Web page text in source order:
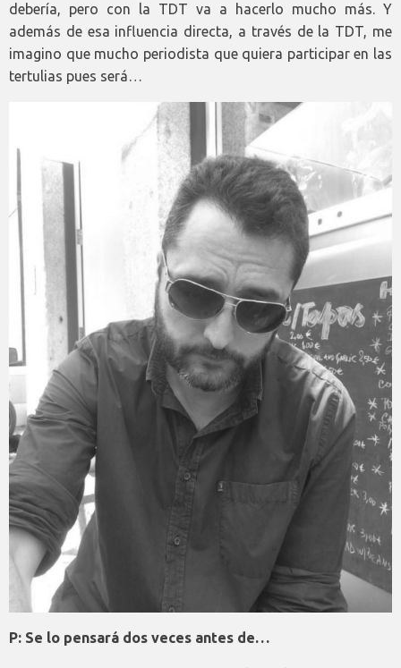
debería, pero con la TDT va a hacerlo mucho más. Y
además de esa influencia directa, a través de la TDT, me
imagino que mucho periodista que quiera participar en las
tertulias pues será…
P: Se lo pensará dos veces antes de…